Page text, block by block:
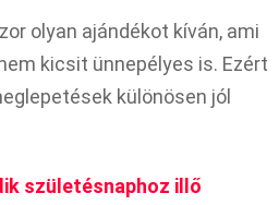
olyan ajándékot kíván, ami
kicsit ünnepélyes is. Ezért
különösen jól
születésnaphoz illő